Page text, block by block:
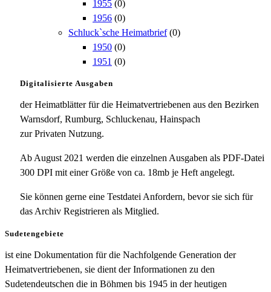
1955 (0)
1956 (0)
Schluck`sche Heimatbrief (0)
1950 (0)
1951 (0)
Digitalisierte Ausgaben
der Heimatblätter für die Heimatvertriebenen aus den Bezirken
Warnsdorf, Rumburg, Schluckenau, Hainspach
zur Privaten Nutzung.
Ab August 2021 werden die einzelnen Ausgaben als PDF-Datei
300 DPI mit einer Größe von ca. 18mb je Heft angelegt.
Sie können gerne eine Testdatei Anfordern, bevor sie sich für
das Archiv Registrieren als Mitglied.
Sudetengebiete
ist eine Dokumentation für die Nachfolgende Generation der
Heimatvertriebenen, sie dient der Informationen zu den
Sudetendeutschen die in Böhmen bis 1945 in der heutigen